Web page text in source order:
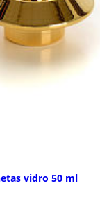
vidro 50 ml